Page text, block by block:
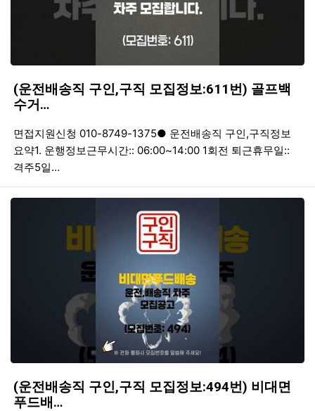
(운전배송직 구인,구직 모집정보:611번) 골프백
수거…
등록일
조회
면접지원신청 010-8749-1375● 운전배송직 구인,구직정보
요약1. 운행정보근무시간:: 06:00~14:00 1회전 퇴근휴무일::
격주5일…
(운전배송직 구인,구직 모집정보:494번) 비대면
푸드배…